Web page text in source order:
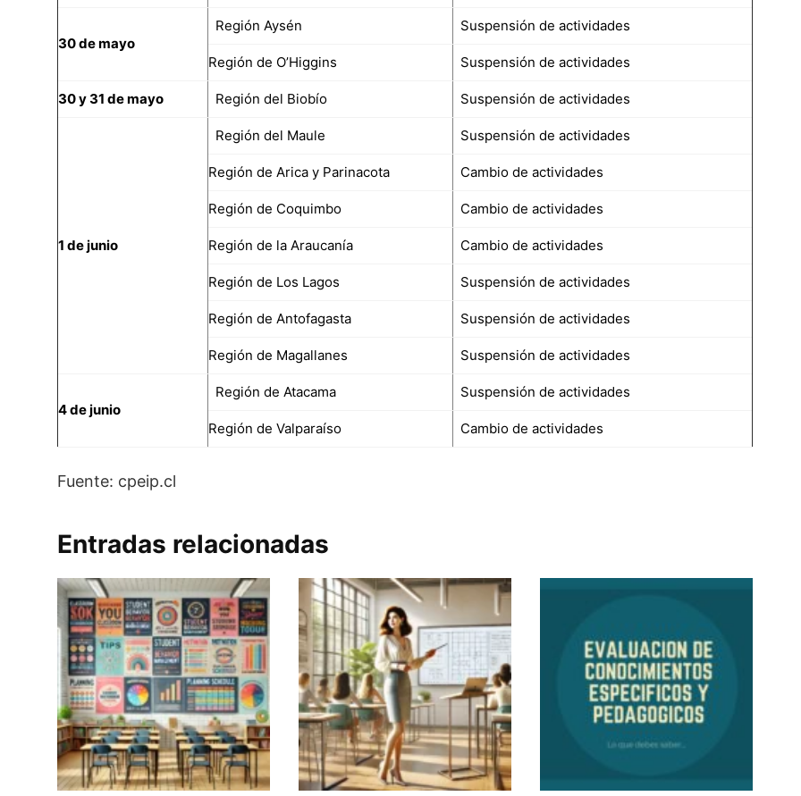
30 de mayo
Región Aysén Suspensión de actividades
Región de O’Higgins Suspensión de actividades
30 y 31 de mayo Región del Biobío Suspensión de actividades
1 de junio
Región del Maule Suspensión de actividades
Región de Arica y Parinacota Cambio de actividades
Región de Coquimbo Cambio de actividades
Región de la Araucanía Cambio de actividades
Región de Los Lagos Suspensión de actividades
Región de Antofagasta Suspensión de actividades
Región de Magallanes Suspensión de actividades
4 de junio
Región de Atacama Suspensión de actividades
Región de Valparaíso Cambio de actividades
Fuente: cpeip.cl
Entradas relacionadas